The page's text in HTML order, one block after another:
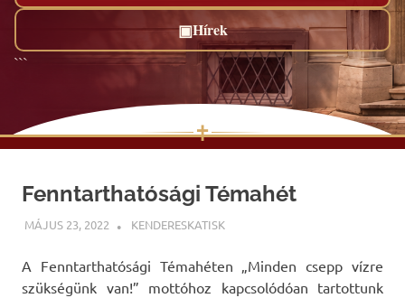
▣Hírek
```
✝
contentFenntarthatósági Témahét
MÁJUS 23, 2022 KENDERESKATISKUNCATEGORIZED
A Fenntarthatósági Témahéten „Minden csepp vízre
szükségünk van!” mottóhoz kapcsolódóan tartottunk